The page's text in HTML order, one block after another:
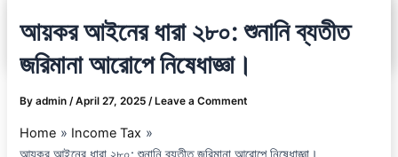
আয়কর আইনের ধারা ২৮০: শুনানি ব্যতীত
জরিমানা আরোপে নিষেধাজ্ঞা।
Byadmin /April 27, 2025 /Leave a Comment
Home
Income Tax